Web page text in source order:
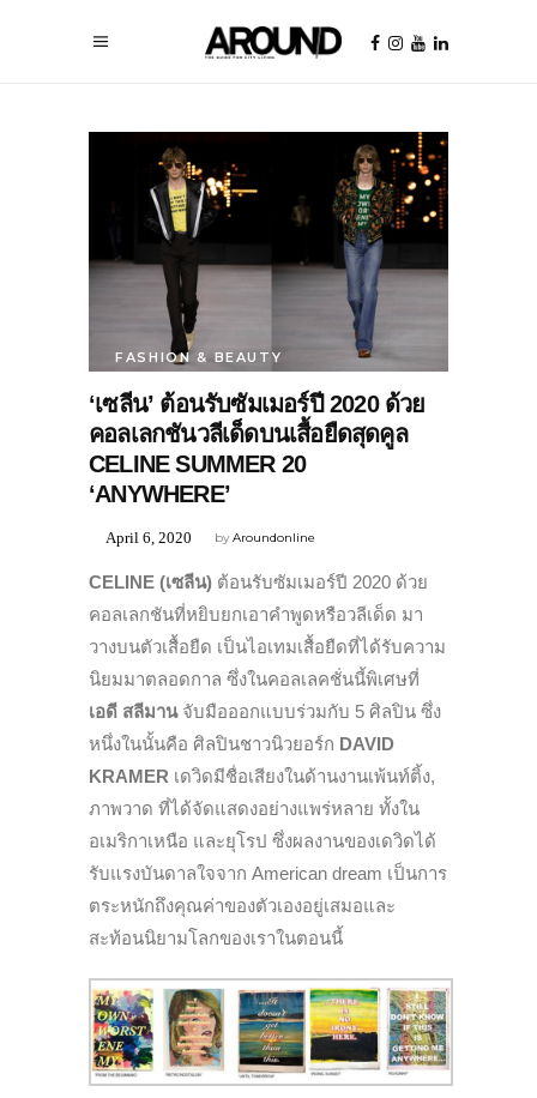
FASHION & BEAUTY
‘เซลีน’ ต้อนรับซัมเมอร์ปี 2020 ด้วย
คอลเลกชันวลีเด็ดบนเสื้อยืดสุดคูล
CELINE SUMMER 20
‘ANYWHERE’
byAroundonline
April 6, 2020
CELINE (เซลีน) ต้อนรับซัมเมอร์ปี 2020 ด้วย
คอลเลกชันที่หยิบยกเอาคำพูดหรือวลีเด็ด มา
วางบนตัวเสื้อยืด เป็นไอเทมเสื้อยืดที่ได้รับความ
นิยมมาตลอดกาล ซึ่งในคอลเลคชั่นนี้พิเศษที่
เอดี สลีมาน จับมือออกแบบร่วมกับ 5 ศิลปิน ซึ่ง
หนึ่งในนั้นคือ ศิลปินชาวนิวยอร์ก DAVID
KRAMER เดวิดมีชื่อเสียงในด้านงานเพ้นท์ติ้ง,
ภาพวาด ที่ได้จัดแสดงอย่างแพร่หลาย ทั้งใน
อเมริกาเหนือ และยุโรป ซึ่งผลงานของเดวิดได้
รับแรงบันดาลใจจาก American dream เป็นการ
ตระหนักถึงคุณค่าของตัวเองอยู่เสมอและ
สะท้อนนิยามโลกของเราในตอนนี้